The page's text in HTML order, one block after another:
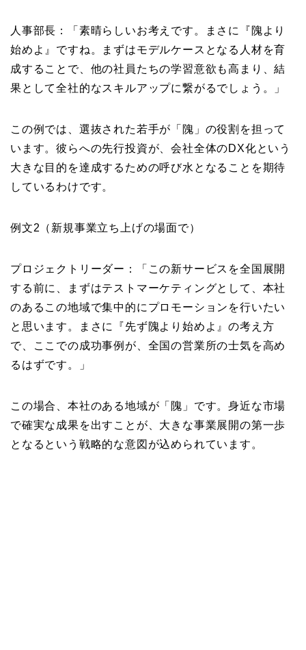
人事部長：「素晴らしいお考えです。まさに『隗より
始めよ』ですね。まずはモデルケースとなる人材を育
成することで、他の社員たちの学習意欲も高まり、結
果として全社的なスキルアップに繋がるでしょう。」
この例では、選抜された若手が「隗」の役割を担って
います。彼らへの先行投資が、会社全体のDX化という
大きな目的を達成するための呼び水となることを期待
しているわけです。
例文2（新規事業立ち上げの場面で）
プロジェクトリーダー：「この新サービスを全国展開
する前に、まずはテストマーケティングとして、本社
のあるこの地域で集中的にプロモーションを行いたい
と思います。まさに『先ず隗より始めよ』の考え方
で、ここでの成功事例が、全国の営業所の士気を高め
るはずです。」
この場合、本社のある地域が「隗」です。身近な市場
で確実な成果を出すことが、大きな事業展開の第一歩
となるという戦略的な意図が込められています。